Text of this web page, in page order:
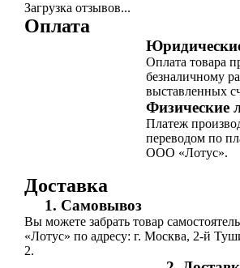
Загрузка отзывов...
Оплата
Оплата товара
безналичному
выставленных
Физические
Платеж
переводом по
ООО «Лотус».
Доставка
1. Самовывоз
Вы можете забрать товар
«Лотус» по адресу: г. Москва, 2-й
2.